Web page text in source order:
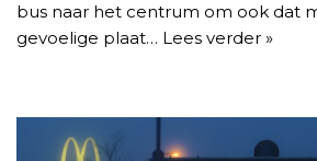
bus naar het centrum om ook dat
gevoelige plaat… Lees verder »